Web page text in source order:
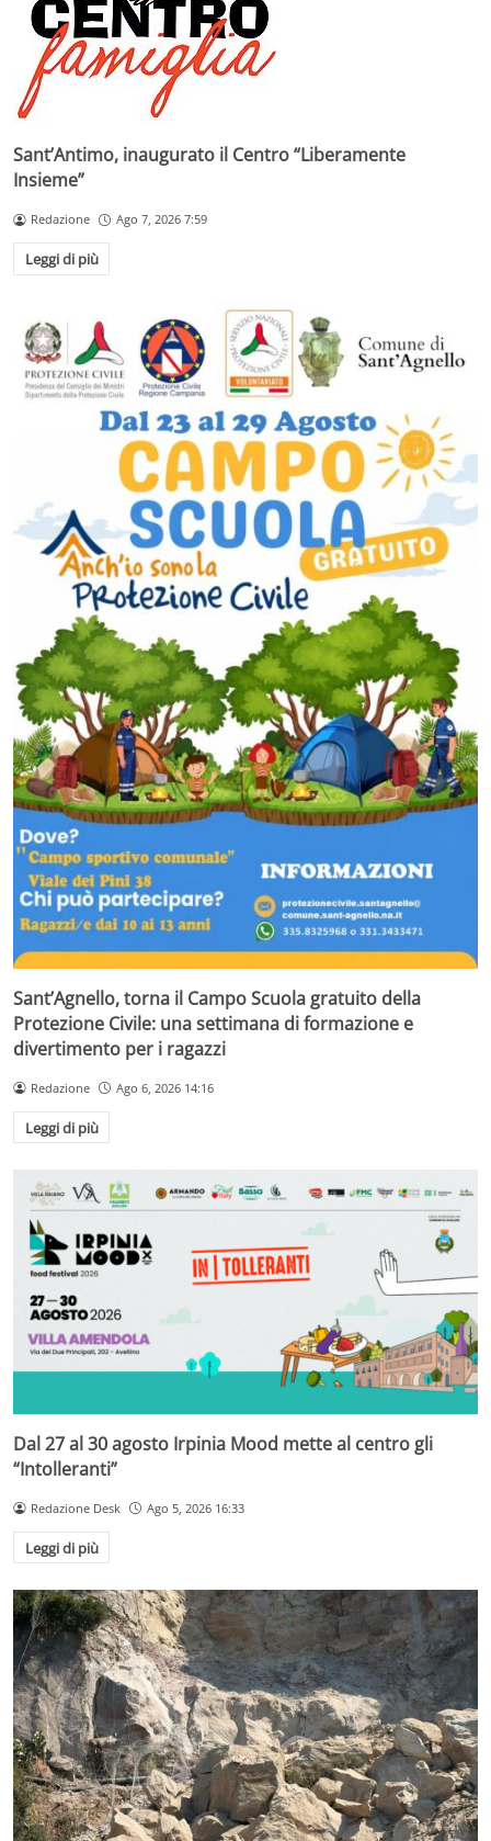
Sant’Antimo, inaugurato il Centro “Liberamente
Insieme”
Redazione Ago 7, 2026 7:59
Leggi di più
Sant’Agnello, torna il Campo Scuola gratuito della
Protezione Civile: una settimana di formazione e
divertimento per i ragazzi
Redazione Ago 6, 2026 14:16
Leggi di più
Dal 27 al 30 agosto Irpinia Mood mette al centro gli
“Intolleranti”
Redazione Desk Ago 5, 2026 16:33
Leggi di più